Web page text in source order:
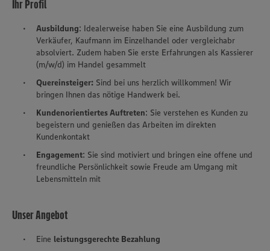
Ihr Profil
Ausbildung: Idealerweise haben Sie eine Ausbildung zum
Verkäufer, Kaufmann im Einzelhandel oder vergleichabr
absolviert. Zudem haben Sie erste Erfahrungen als Kassierer
(m/w/d) im Handel gesammelt
Quereinsteiger: Sind bei uns herzlich willkommen! Wir
bringen Ihnen das nötige Handwerk bei.
Kundenorientiertes Auftreten: Sie verstehen es Kunden zu
begeistern und genießen das Arbeiten im direkten
Kundenkontakt
Engagement: Sie sind motiviert und bringen eine offene und
freundliche Persönlichkeit sowie Freude am Umgang mit
Lebensmitteln mit
Unser Angebot
Eine leistungsgerechte Bezahlung